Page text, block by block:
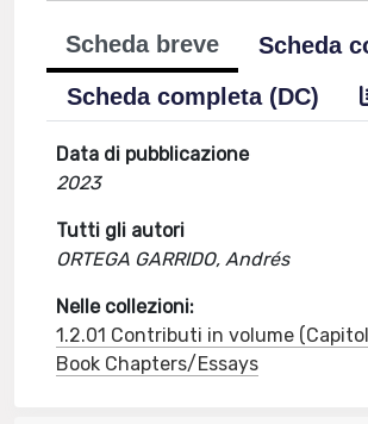
Scheda breve
Scheda
Scheda completa (DC)
Data di pubblicazione
2023
Tutti gli autori
ORTEGA GARRIDO, Andrés
Nelle collezioni:
1.2.01 Contributi in volume
Book Chapters/Essays